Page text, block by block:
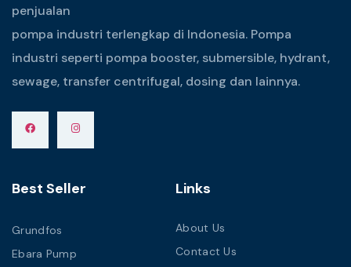
penjualan
pompa industri terlengkap di Indonesia. Pompa
industri seperti pompa booster, submersible, hydrant,
sewage, transfer centrifugal, dosing dan lainnya.
Best Seller
Grundfos
Ebara Pump
Links
About Us
Contact Us